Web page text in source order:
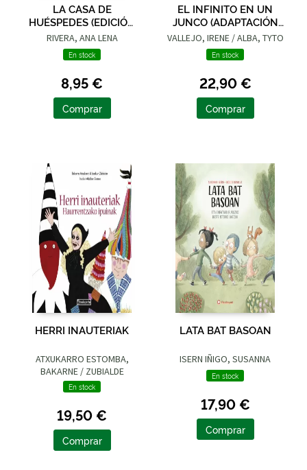
LA CASA DE
HUÉSPEDES (EDICIÓN
LIMITADA · VERANO)
RIVERA, ANA LENA
En stock
8,95 €
Comprar
EL INFINITO EN UN
JUNCO (ADAPTACIÓN
GRÁFICA)
VALLEJO, IRENE / ALBA, TYTO
En stock
22,90 €
Comprar
HERRI INAUTERIAK
ATXUKARRO ESTOMBA,
BAKARNE / ZUBIALDE
GRAJIRENA, IZASKUN
En stock
19,50 €
Comprar
LATA BAT BASOAN
ISERN IÑIGO, SUSANNA
En stock
17,90 €
Comprar